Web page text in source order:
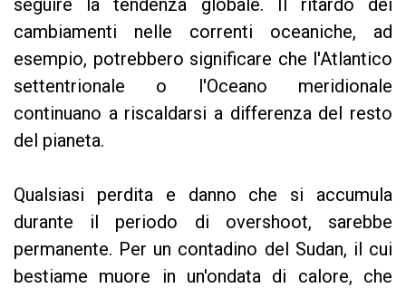
seguire la tendenza globale. Il ritardo dei
cambiamenti nelle correnti oceaniche, ad
esempio, potrebbero significare che l'Atlantico
settentrionale o l'Oceano meridionale
continuano a riscaldarsi a differenza del resto
del pianeta.
Qualsiasi perdita e danno che si accumula
durante il periodo di overshoot, sarebbe
permanente. Per un contadino del Sudan, il cui
bestiame muore in un'ondata di calore, che